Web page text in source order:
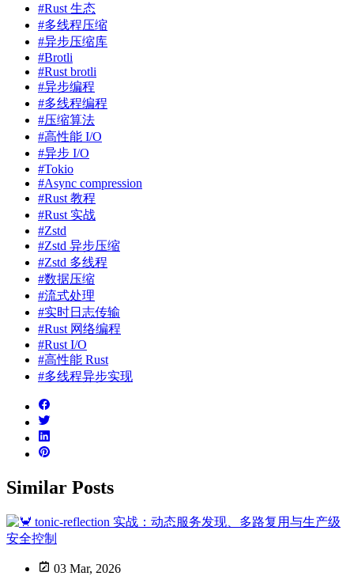
#Rust 生态
#多线程压缩
#异步压缩库
#Brotli
#Rust brotli
#异步编程
#多线程编程
#压缩算法
#高性能 I/O
#异步 I/O
#Tokio
#Async compression
#Rust 教程
#Rust 实战
#Zstd
#Zstd 异步压缩
#Zstd 多线程
#数据压缩
#流式处理
#实时日志传输
#Rust 网络编程
#Rust I/O
#高性能 Rust
#多线程异步实现
Similar Posts
03 Mar, 2026